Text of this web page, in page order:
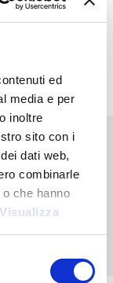
ed
media e per
inoltre
sito con i
dati web,
combinarle
che hanno
Visualizza
0,800€ 0,800
€ 1,598€
suchen?
oder fordern Sie
an